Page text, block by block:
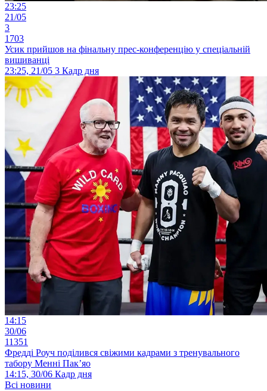
23:25
21/05
3
1703
Усик прийшов на фінальну прес-конференцію у спеціальній
вишиванці
23:25, 21/05 3 Кадр дня
14:15
30/06
11351
Фредді Роуч поділився свіжими кадрами з тренувального
табору Менні Пак’яо
14:15, 30/06 Кадр дня
Всі новини